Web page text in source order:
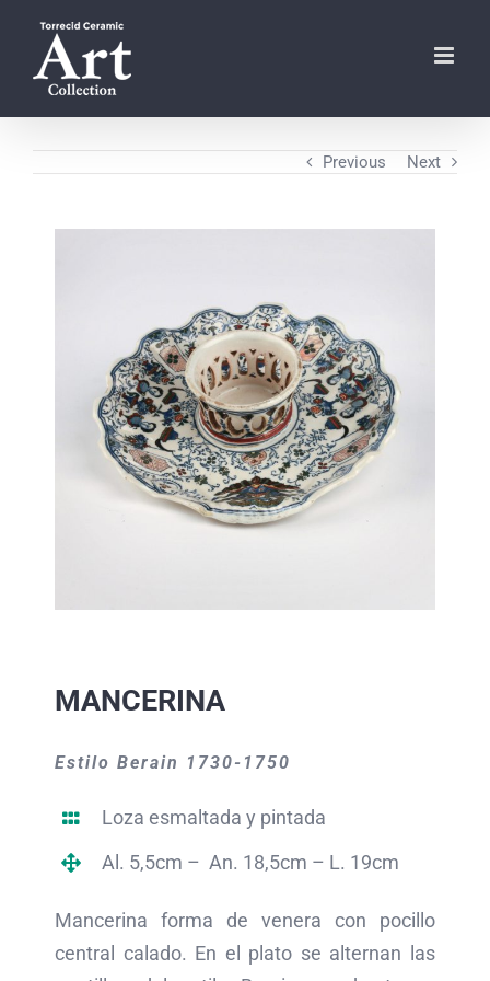
content
Previous Next
MANCERINA
Estilo Berain 1730-1750
Loza esmaltada y pintada
Al. 5,5cm – An. 18,5cm – L. 19cm
Mancerina forma de venera con pocillo
central calado. En el plato se alternan las